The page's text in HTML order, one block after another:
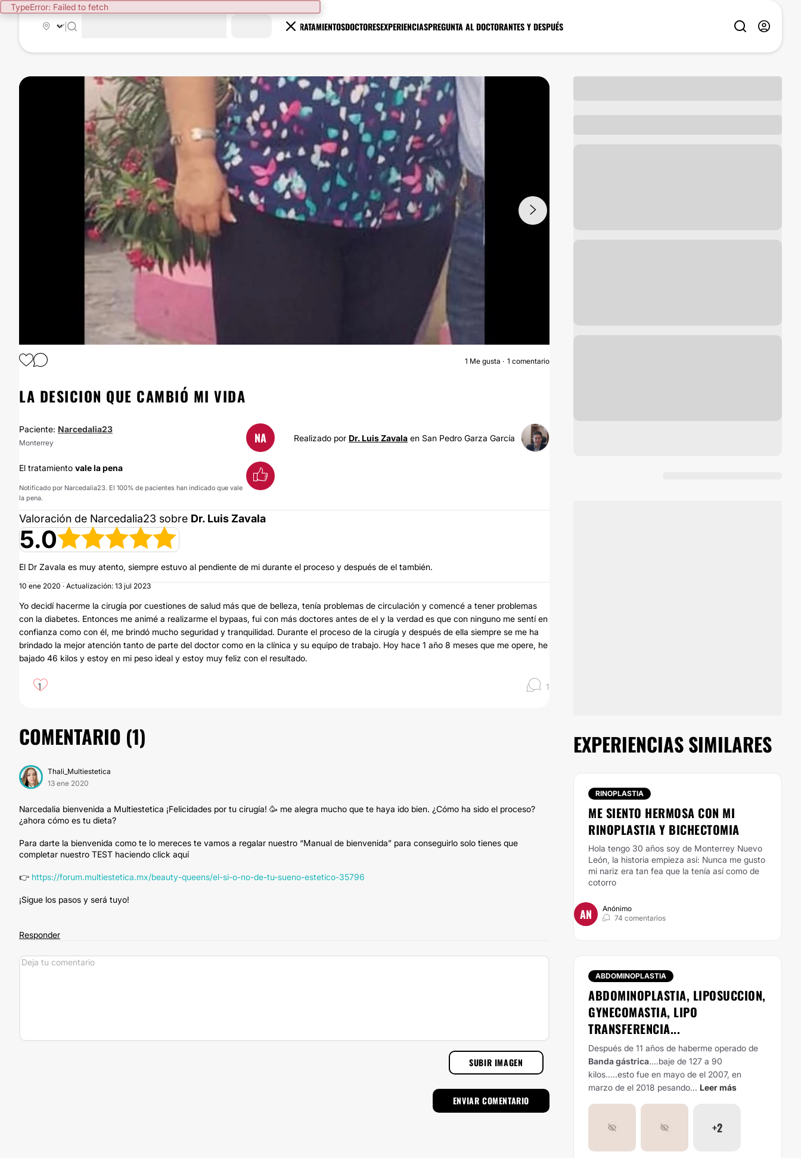
TypeError: Failed to fetch
TRATAMIENTOSDOCTORESEXPERIENCIASPREGUNTA AL DOCTORANTES Y DESPUÉS
BYPASS GÁSTRICO
1 Me gusta 1 comentario
LA DESICION QUE CAMBIÓ MI VIDA
Paciente: Narcedalia23
Monterrey NA Realizado por Dr. Luis Zavala en San Pedro Garza García
El tratamiento vale la pena
Notificado por Narcedalia23. El 100% de pacientes han indicado que vale
la pena.
Valoración de Narcedalia23 sobre Dr. Luis Zavala
5.0
El Dr Zavala es muy atento, siempre estuvo al pendiente de mi durante el proceso y después de el también.
10 ene 2020 · Actualización: 13 jul 2023
Yo decidí hacerme la cirugía por cuestiones de salud más que de belleza, tenía problemas de circulación y comencé a tener problemas
con la diabetes. Entonces me animé a realizarme el bypaas, fui con más doctores antes de el y la verdad es que con ninguno me sentí en
confianza como con él, me brindó mucho seguridad y tranquilidad. Durante el proceso de la cirugía y después de ella siempre se me ha
brindado la mejor atención tanto de parte del doctor como en la clínica y su equipo de trabajo. Hoy hace 1 año 8 meses que me opere, he
bajado 46 kilos y estoy en mi peso ideal y estoy muy feliz con el resultado.
1 1
COMENTARIO (1)
Thali_Multiestetica
13 ene 2020
Narcedalia bienvenida a Multiestetica ¡Felicidades por tu cirugía! 🥳 me alegra mucho que te haya ido bien. ¿Cómo ha sido el proceso?
¿ahora cómo es tu dieta?
Para darte la bienvenida como te lo mereces te vamos a regalar nuestro “Manual de bienvenida” para conseguirlo solo tienes que
completar nuestro TEST haciendo click aquí
👉 https://forum.multiestetica.mx/beauty-queens/el-si-o-no-de-tu-sueno-estetico-35796
¡Sigue los pasos y será tuyo!
Responder
SUBIR IMAGEN
EXPERIENCIAS SIMILARES
RINOPLASTIA
ME SIENTO HERMOSA CON MI
RINOPLASTIA Y BICHECTOMIA
Hola tengo 30 años soy de Monterrey Nuevo
León, la historia empieza asi: Nunca me gusto
mi nariz era tan fea que la tenía así como de
cotorro
AN
Anónimo
74 comentarios
ABDOMINOPLASTIA
ABDOMINOPLASTIA, LIPOSUCCION,
GYNECOMASTIA, LIPO
TRANSFERENCIA...
Después de 11 años de haberme operado de
Banda gástrica....baje de 127 a 90
kilos.....esto fue en mayo de el 2007, en
marzo de el 2018 pesando... Leer más
+2